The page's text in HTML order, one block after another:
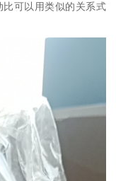
可以用类似的关系式